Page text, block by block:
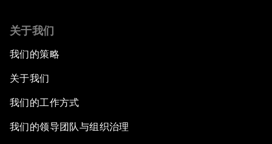
关于我们
我们的策略
关于我们
我们的工作方式
我们的领导团队与组织治理